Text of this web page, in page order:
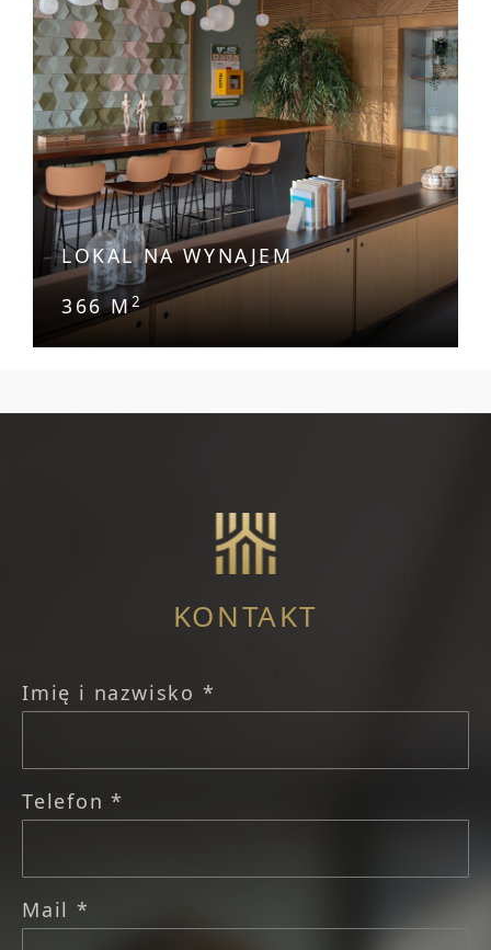
LOKAL NA WYNAJEM
366 M2
KONTAKT
Imię i nazwisko *
Telefon *
Mail *